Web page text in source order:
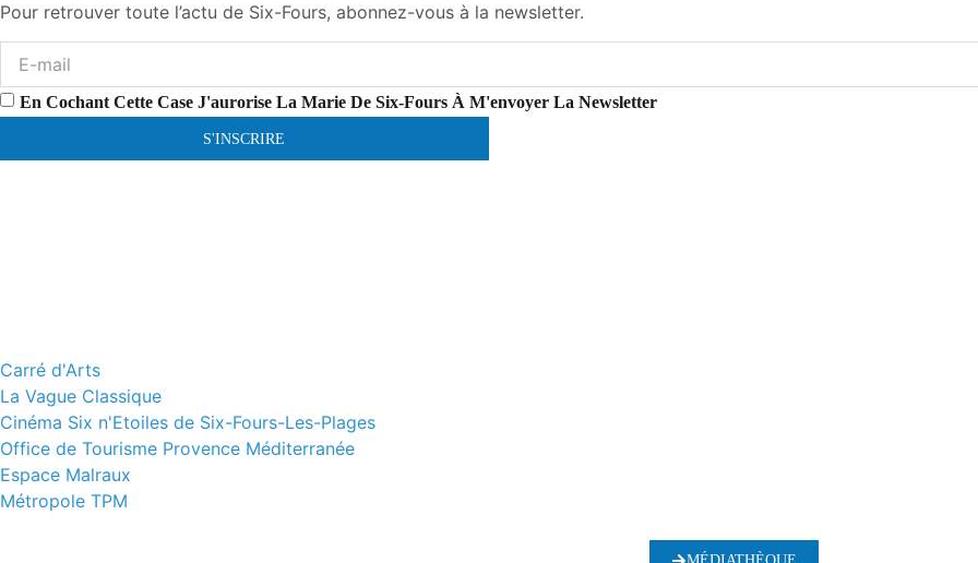
Pour retrouver toute l’actu de Six-Fours, abonnez-vous à la newsletter.
En Cochant Cette Case J'aurorise La Marie De Six-Fours À M'envoyer La Newsletter
S'INSCRIRE
Carré d'Arts
La Vague Classique
Cinéma Six n'Etoiles de Six-Fours-Les-Plages
Office de Tourisme Provence Méditerranée
Espace Malraux
Métropole TPM